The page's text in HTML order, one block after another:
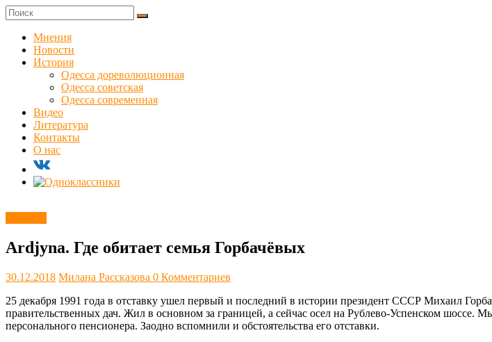
Skip
to
content
Куликовец
Сайт
одесского
сопротивления
Мнения
Новости
История
Одесса дореволюционная
Одесса советская
Одесса современная
Видео
Литература
Контакты
О нас
Ardjyna. Где обитает семья Горбачёвых
30.12.2018 Милана Рассказова 0 Комментариев
25 декабря 1991 года в отставку ушел первый и последний в истории президент СССР Михаил
правительственных дач. Жил в основном за границей, а сейчас осел на Рублево-Успенском
персонального пенсионера. Заодно вспомнили и обстоятельства его отставки.